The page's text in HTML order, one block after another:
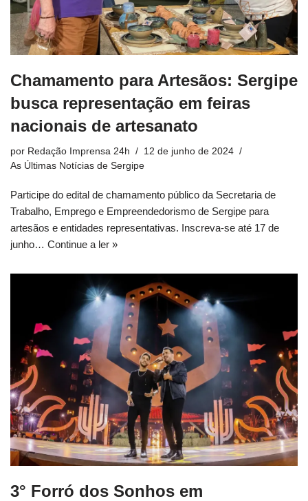
Chamamento para Artesãos: Sergipe
busca representação em feiras
nacionais de artesanato
por Redação Imprensa 24h
12 de junho de 2024
As Últimas Notícias de Sergipe
Participe do edital de chamamento público da Secretaria de
Trabalho, Emprego e Empreendedorismo de Sergipe para
artesãos e entidades representativas. Inscreva-se até 17 de
junho… Continue a ler »
3° Forró dos Sonhos em